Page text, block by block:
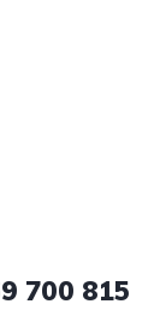
700 815